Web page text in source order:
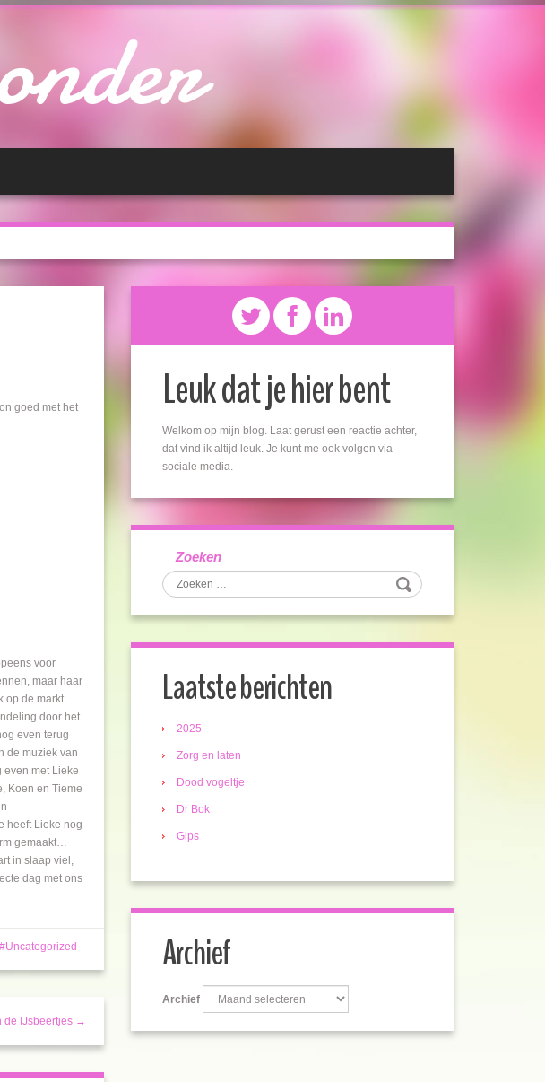
goed met het
voor
maar haar
op de markt.
door het
even terug
de muziek van
even met Lieke
Koen en Tieme
heeft Lieke nog
gemaakt…
in slaap viel,
dag met ons
Uncategorized
de IJsbeertjes →
Leuk dat je hier bent
Welkom op mijn blog. Laat gerust een reactie achter,
dat vind ik altijd leuk. Je kunt me ook volgen via
sociale media.
Zoeken
Laatste berichten
2025
Zorg en laten
Dood vogeltje
Dr Bok
Gips
Archief
Archief